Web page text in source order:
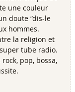
une couleur
doute “dis-le
hommes.
la religion et
tube radio.
pop, bossa,